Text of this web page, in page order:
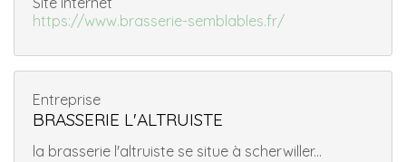
https://www.brasserie-semblables.fr/
Entreprise
BRASSERIE L'ALTRUISTE
la brasserie l'altruiste se situe à scherwiller...